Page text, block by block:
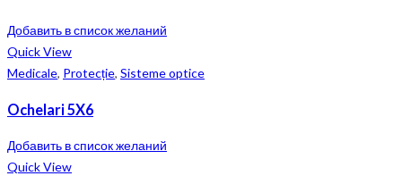
Добавить в список желаний
Quick View
Medicale, Protecție, Sisteme optice
Ochelari 5X6
Добавить в список желаний
Quick View